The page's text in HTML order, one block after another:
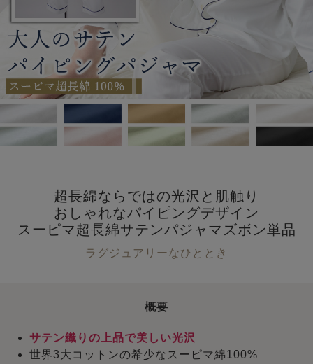
超長綿ならではの光沢と肌触り
おしゃれなパイピングデザイン
スーピマ超長綿サテンパジャマズボン単品
ラグジュアリーなひととき
概要
サテン織りの上品で美しい光沢
世界3大コットンの希少なスーピマ綿100%